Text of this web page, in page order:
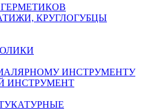
КРУГЛОГУБЦЫ
ИНСТРУМЕНТУ
ИНСТРУМЕНТ